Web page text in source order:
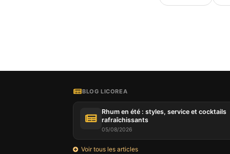
BLOG LICOREA
Rhum en été : styles, service et cocktails
rafraîchissants
05/08/2026
Voir tous les articles
par ces